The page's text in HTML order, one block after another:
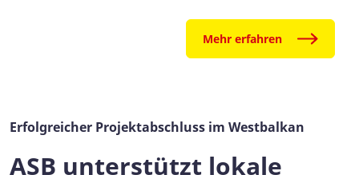
Mehr erfahren
Erfolgreicher Projektabschluss im Westbalkan
ASB unterstützt lokale